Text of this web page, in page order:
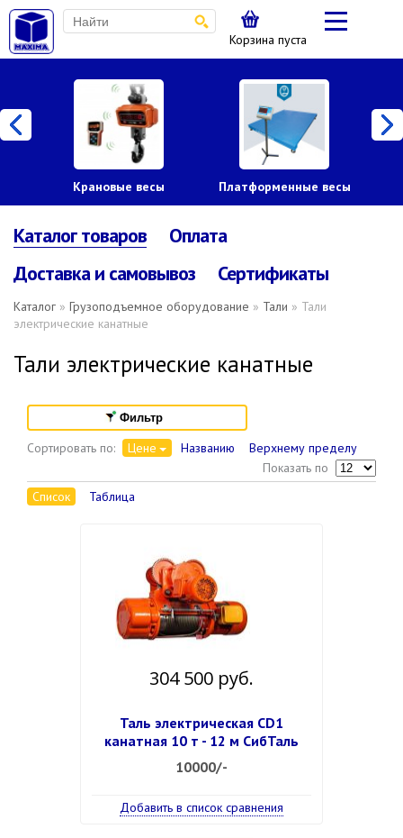
Корзина пуста
Крановые весы Платформенные весы
Каталог товаров
Оплата
Доставка и самовывоз
Сертификаты
Каталог » Грузоподъемное оборудование » Тали » Тали
электрические канатные
Тали электрические канатные
Фильтр
Сортировать по: Цене Названию
Верхнему пределу
Показать по
Список
Таблица
304 500 руб.
Таль электрическая CD1
канатная 10 т - 12 м СибТаль
10000/-
Добавить в список сравнения